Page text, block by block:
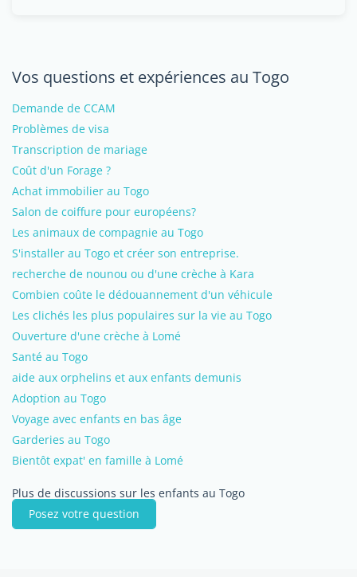
Vos questions et expériences au Togo
Demande de CCAM
Problèmes de visa
Transcription de mariage
Coût d'un Forage ?
Achat immobilier au Togo
Salon de coiffure pour européens?
Les animaux de compagnie au Togo
S'installer au Togo et créer son entreprise.
recherche de nounou ou d'une crèche à Kara
Combien coûte le dédouannement d'un véhicule
Les clichés les plus populaires sur la vie au Togo
Ouverture d'une crèche à Lomé
Santé au Togo
aide aux orphelins et aux enfants demunis
Adoption au Togo
Voyage avec enfants en bas âge
Garderies au Togo
Bientôt expat' en famille à Lomé
Plus de discussions sur les enfants au Togo
Posez votre question